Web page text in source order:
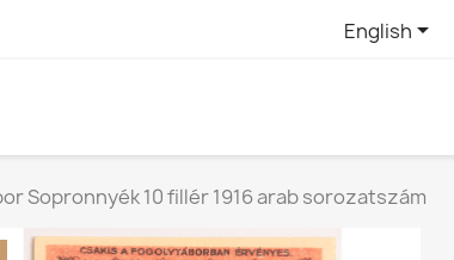
English
Sopronnyék 10 fillér 1916 arab sorozatszám